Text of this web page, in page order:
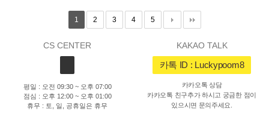
1 2 3 4 5
CS CENTER
평일 : 오전 09:30 ~ 오후 07:00
점심 : 오후 12:00 ~ 오후 01:00
휴무 : 토, 일, 공휴일은 휴무
KAKAO TALK
카톡 ID : Luckypoom8
카카오톡 상담
카카오톡 친구추가 하시고 궁금한 점이
있으시면 문의주세요.